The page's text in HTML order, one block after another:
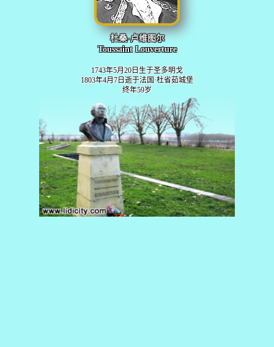
杜桑-卢维图尔
Toussaint Louverture
1743年5月20日生于圣多明戈
1803年4月7日逝于法国·杜省茹城堡
终年59岁